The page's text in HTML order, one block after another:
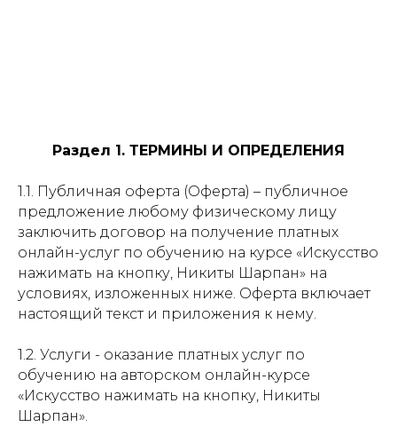
Раздел 1. ТЕРМИНЫ И ОПРЕДЕЛЕНИЯ
1.1. Публичная оферта (Оферта) – публичное
предложение любому физическому лицу
заключить договор на получение платных
онлайн-услуг по обучению на курсе «Искусство
нажимать на кнопку, Никиты Шарпан» на
условиях, изложенных ниже. Оферта включает
настоящий текст и приложения к нему.
1.2. Услуги - оказание платных услуг по
обучению на авторском онлайн-курсе
«Искусство нажимать на кнопку, Никиты
Шарпан».